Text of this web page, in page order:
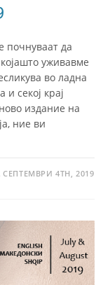
почнуваат да
уживавме
во ладна
секој крај
издание на
ние ви
СЕПТЕМВРИ 4TH, 2019